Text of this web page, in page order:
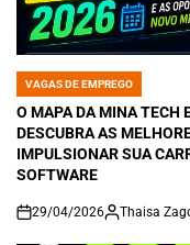
POSTED
IN
VAGAS DE EMPREGO
O MAPA DA MINA TECH
DESCUBRA AS
IMPULSIONAR SUA
SOFTWARE
on
29/04/2026 Thaisa